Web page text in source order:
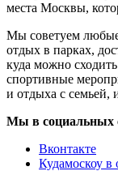
места Москвы,
Мы советуем
отдых в парках,
куда можно
спортивные
и отдыха с семьей,
Мы в социальных
Вконтакте
Кудамоскоу в